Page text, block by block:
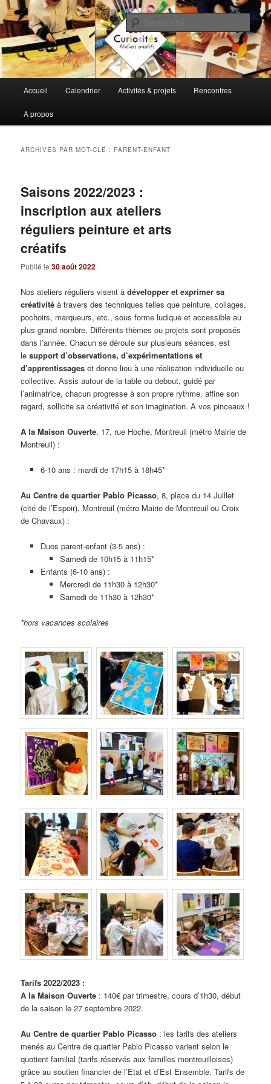
Aller
au
contenu
principal
Aller
au
contenu
secondaireLes Curiosités Ateliers Créatifs
Ateliers d'expression artistique et de loisirs
principal
Accueil Calendrier Activités & projets Rencontres
A propos
ARCHIVES PAR MOT-CLÉ : PARENT-ENFANT
Saisons 2022/2023 :
inscription aux ateliers
réguliers peinture et arts
créatifs
Publié le30 août 2022
Nos ateliers réguliers visent àdévelopper et exprimer sa
créativité à travers des techniques telles que peinture, collages,
pochoirs, marqueurs, etc., sous forme ludique et accessible au
plus grand nombre. Différents thèmes ou projets sont proposés
dans l’année. Chacun se déroule sur plusieurs séances, est
lesupport d’observations, d’expérimentations et
d’apprentissages et donne lieu à une réalisation individuelle ou
collective. Assis autour de la table ou debout, guidé par
l’animatrice, chacun progresse à son propre rythme, affine son
regard, sollicite sa créativité et son imagination. A vos pinceaux !
A la Maison Ouverte, 17, rue Hoche, Montreuil (métro Mairie de
Montreuil) :
6-10 ans : mardi de 17h15 à 18h45*
Au Centre de quartier Pablo Picasso, 8, place du 14 Juillet
(cité de l’Espoir), Montreuil (métro Mairie de Montreuil ou Croix
de Chavaux) :
Duos parent-enfant (3-5 ans) :
Samedi de 10h15 à 11h15*
Enfants (6-10 ans) :
Mercredi de 11h30 à 12h30*
Samedi de 11h30 à 12h30*
*hors vacances scolaires
Tarifs 2022/2023 :
A la Maison Ouverte : 140€ par trimestre, cours d’1h30, début
de la saison le 27 septembre 2022.
Au Centre de quartier Pablo Picasso : les tarifs des ateliers
menés au Centre de quartier Pablo Picasso varient selon le
quotient familial (tarifs réservés aux familles montreuilloises)
grâce au soutien financier de l’Etat et d’Est Ensemble. Tarifs de